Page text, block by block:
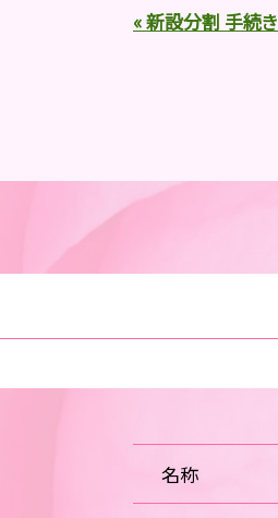
« 新設分割 手続き
名称